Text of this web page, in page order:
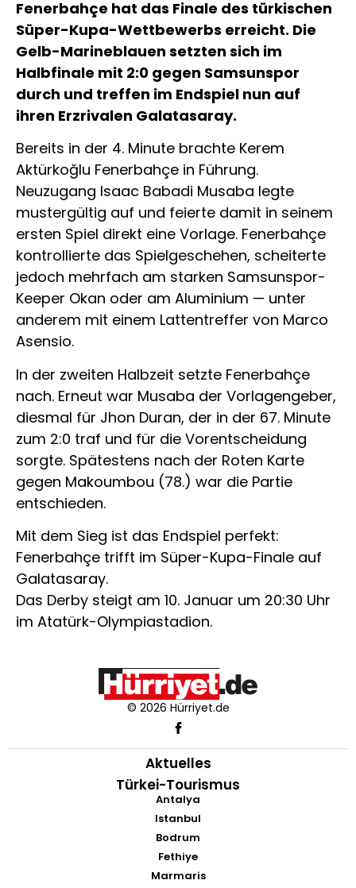
Fenerbahçe hat das Finale des türkischen
Süper-Kupa-Wettbewerbs erreicht. Die
Gelb-Marineblauen setzten sich im
Halbfinale mit 2:0 gegen Samsunspor
durch und treffen im Endspiel nun auf
ihren Erzrivalen Galatasaray.
Bereits in der 4. Minute brachte Kerem
Aktürkoğlu Fenerbahçe in Führung.
Neuzugang Isaac Babadi Musaba legte
mustergültig auf und feierte damit in seinem
ersten Spiel direkt eine Vorlage. Fenerbahçe
kontrollierte das Spielgeschehen, scheiterte
jedoch mehrfach am starken Samsunspor-
Keeper Okan oder am Aluminium — unter
anderem mit einem Lattentreffer von Marco
Asensio.
In der zweiten Halbzeit setzte Fenerbahçe
nach. Erneut war Musaba der Vorlagengeber,
diesmal für Jhon Duran, der in der 67. Minute
zum 2:0 traf und für die Vorentscheidung
sorgte. Spätestens nach der Roten Karte
gegen Makoumbou (78.) war die Partie
entschieden.
Mit dem Sieg ist das Endspiel perfekt:
Fenerbahçe trifft im Süper-Kupa-Finale auf
Galatasaray.
Das Derby steigt am 10. Januar um 20:30 Uhr
im Atatürk-Olympiastadion.
© 2026 Hürriyet.de
Aktuelles
Türkei-Tourismus
Antalya
Istanbul
Bodrum
Fethiye
Marmaris